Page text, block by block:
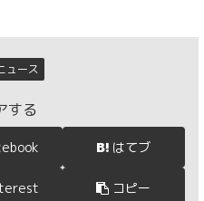
ュース
する
はてブ
コピー